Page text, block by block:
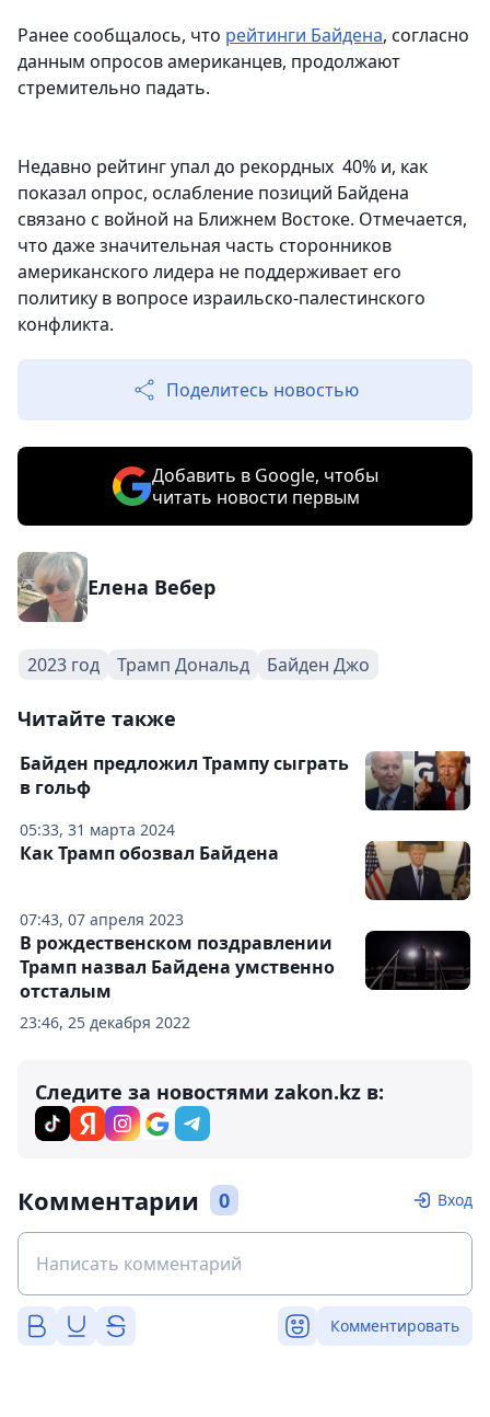
Ранее сообщалось, что рейтинги Байдена, согласно
данным опросов американцев, продолжают
стремительно падать.
Недавно рейтинг упал до рекордных 40% и, как
показал опрос, ослабление позиций Байдена
связано с войной на Ближнем Востоке. Отмечается,
что даже значительная часть сторонников
американского лидера не поддерживает его
политику в вопросе израильско-палестинского
конфликта.
Поделитесь новостью
Добавить в Google, чтобы
читать новости первым
Елена Вебер
2023 год Трамп Дональд Байден Джо
Читайте также
05:33, 31 марта 2024
Байден предложил Трампу сыграть
в гольф
07:43, 07 апреля 2023
Как Трамп обозвал Байдена
23:46, 25 декабря 2022
В рождественском поздравлении
Трамп назвал Байдена умственно
отсталым
Следите за новостями zakon.kz в:
Комментарии 0 Вход
Комментировать